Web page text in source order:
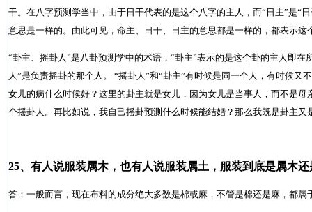
干。在八字预测学当中，由于日干代表的是这个八字的主人，而“日主”是“
意思是一样的。由此可见，命主、日干、日主的意思都是一样的，都表示这
“卦主、摇卦人”是八卦预测学中的术语，“卦主”表示的是这个卦的主人即在
人”是负责摇卦的那个人。 “摇卦人”和“卦主”有时候是同一个人，有时候又
女儿的病什么时候好？这里的卦主就是女儿，因为女儿是当事人，而不是
个摇卦人。再比如说，我自己摇卦预测什么时候能结婚？那么我既是卦主又
25、有人说服装属木，也有人说服装属土，服装到底是属木
答：一般而言，现在布料的成分绝大多数是棉或麻，不管是棉还是麻，都